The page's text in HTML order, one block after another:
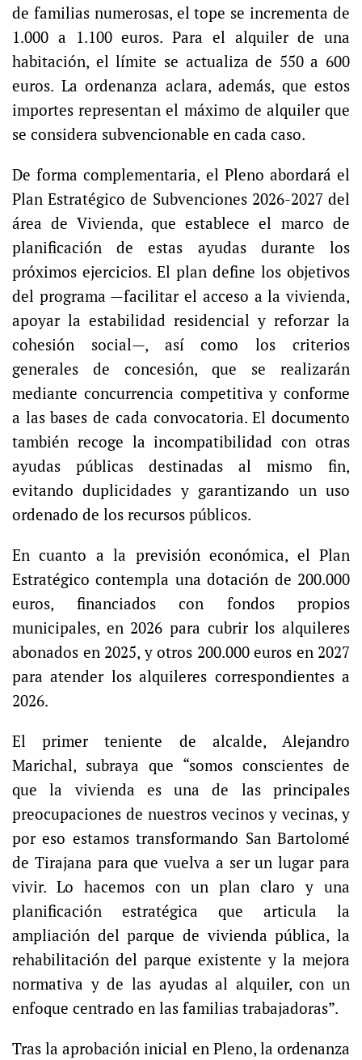
de familias numerosas, el tope se incrementa de
1.000 a 1.100 euros. Para el alquiler de una
habitación, el límite se actualiza de 550 a 600
euros. La ordenanza aclara, además, que estos
importes representan el máximo de alquiler que
se considera subvencionable en cada caso.
De forma complementaria, el Pleno abordará el
Plan Estratégico de Subvenciones 2026-2027 del
área de Vivienda, que establece el marco de
planificación de estas ayudas durante los
próximos ejercicios. El plan define los objetivos
del programa —facilitar el acceso a la vivienda,
apoyar la estabilidad residencial y reforzar la
cohesión social—, así como los criterios
generales de concesión, que se realizarán
mediante concurrencia competitiva y conforme
a las bases de cada convocatoria. El documento
también recoge la incompatibilidad con otras
ayudas públicas destinadas al mismo fin,
evitando duplicidades y garantizando un uso
ordenado de los recursos públicos.
En cuanto a la previsión económica, el Plan
Estratégico contempla una dotación de 200.000
euros, financiados con fondos propios
municipales, en 2026 para cubrir los alquileres
abonados en 2025, y otros 200.000 euros en 2027
para atender los alquileres correspondientes a
2026.
El primer teniente de alcalde, Alejandro
Marichal, subraya que “somos conscientes de
que la vivienda es una de las principales
preocupaciones de nuestros vecinos y vecinas, y
por eso estamos transformando San Bartolomé
de Tirajana para que vuelva a ser un lugar para
vivir. Lo hacemos con un plan claro y una
planificación estratégica que articula la
ampliación del parque de vivienda pública, la
rehabilitación del parque existente y la mejora
normativa y de las ayudas al alquiler, con un
enfoque centrado en las familias trabajadoras”.
Tras la aprobación inicial en Pleno, la ordenanza